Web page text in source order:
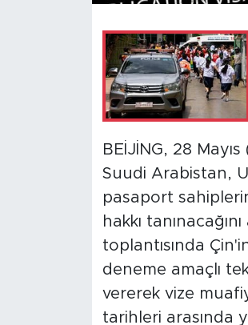
BEİJİNG, 28
Suudi Arabistan,
pasaport
hakkı
toplantısında
deneme amaçlı
vererek vize
tarihleri arasında